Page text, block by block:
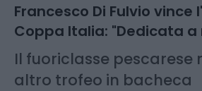
Francesco Di Fulvio vince
Coppa Italia: "Dedicata
Il fuoriclasse pescarese
altro trofeo in bacheca